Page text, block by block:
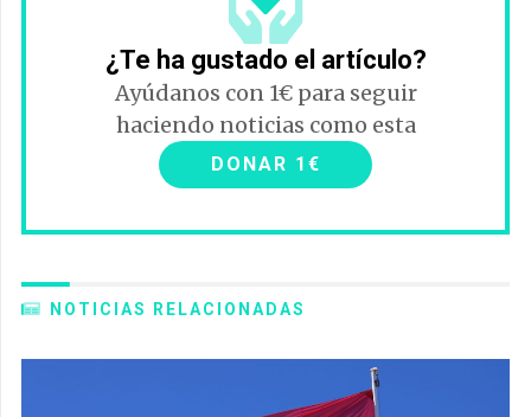
¿Te ha gustado el artículo?
Ayúdanos con 1€ para seguir
haciendo noticias como esta
DONAR 1€
NOTICIAS RELACIONADAS